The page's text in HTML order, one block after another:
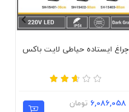
چراغ ایستاده حیاطی لایت باکس
6,086,058 تومان